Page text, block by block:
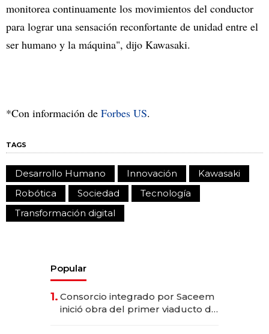
monitorea continuamente los movimientos del conductor
para lograr una sensación reconfortante de unidad entre el
ser humano y la máquina", dijo Kawasaki.
*Con información de Forbes US.
TAGS
Desarrollo Humano Innovación
Kawasaki
Robótica
Sociedad
Tecnología
Transformación digital
Popular
1. Consorcio integrado por Saceem
inició obra del primer viaducto de